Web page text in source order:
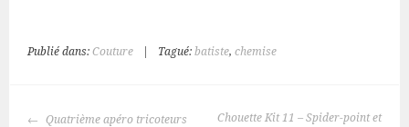
Publié dans:Couture Tagué:batiste,chemise
NAVIGATION
Quatrième apéro tricoteurs
Chouette Kit 11 – Spider-point et